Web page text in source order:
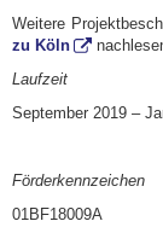
Weitere
zu Köln
Laufzeit
September 2019 –
Förderkennzeichen
01BF18009A